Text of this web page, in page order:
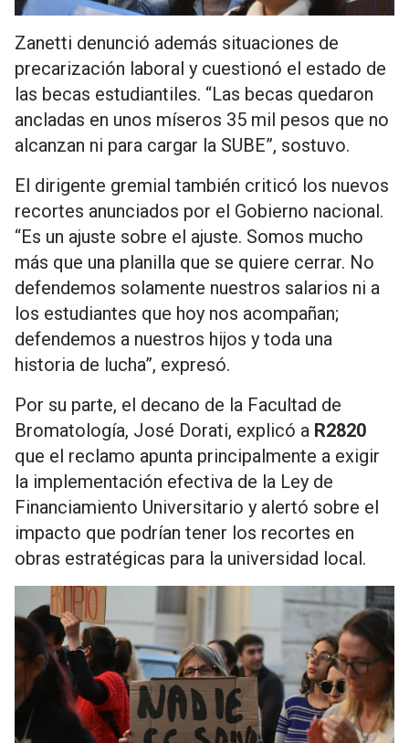
Zanetti denunció además situaciones de
precarización laboral y cuestionó el estado de
las becas estudiantiles. “Las becas quedaron
ancladas en unos míseros 35 mil pesos que no
alcanzan ni para cargar la SUBE”, sostuvo.
El dirigente gremial también criticó los nuevos
recortes anunciados por el Gobierno nacional.
“Es un ajuste sobre el ajuste. Somos mucho
más que una planilla que se quiere cerrar. No
defendemos solamente nuestros salarios ni a
los estudiantes que hoy nos acompañan;
defendemos a nuestros hijos y toda una
historia de lucha”, expresó.
Por su parte, el decano de la Facultad de
Bromatología, José Dorati, explicó a R2820
que el reclamo apunta principalmente a exigir
la implementación efectiva de la Ley de
Financiamiento Universitario y alertó sobre el
impacto que podrían tener los recortes en
obras estratégicas para la universidad local.